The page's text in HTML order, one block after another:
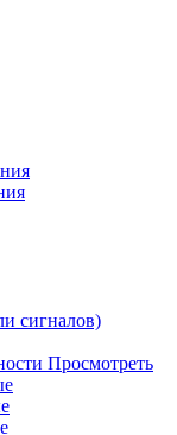
сигналов)
Просмотреть